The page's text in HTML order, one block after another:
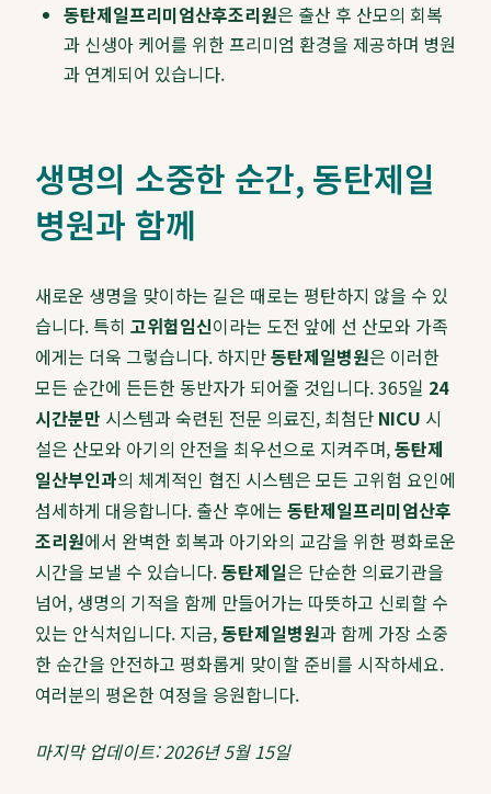
동탄제일프리미엄산후조리원은 출산 후 산모의 회복
과 신생아 케어를 위한 프리미엄 환경을 제공하며 병원
과 연계되어 있습니다.
생명의 소중한 순간, 동탄제일
병원과 함께
새로운 생명을 맞이하는 길은 때로는 평탄하지 않을 수 있
습니다. 특히 고위험임신이라는 도전 앞에 선 산모와 가족
에게는 더욱 그렇습니다. 하지만동탄제일병원은 이러한
모든 순간에 든든한 동반자가 되어줄 것입니다. 365일 24
시간분만 시스템과 숙련된 전문 의료진, 최첨단 NICU 시
설은 산모와 아기의 안전을 최우선으로 지켜주며,동탄제
일산부인과의 체계적인 협진 시스템은 모든 고위험 요인에
섬세하게 대응합니다. 출산 후에는 동탄제일프리미엄산후
조리원에서 완벽한 회복과 아기와의 교감을 위한 평화로운
시간을 보낼 수 있습니다.동탄제일은 단순한 의료기관을
넘어, 생명의 기적을 함께 만들어가는 따뜻하고 신뢰할 수
있는 안식처입니다. 지금,동탄제일병원과 함께 가장 소중
한 순간을 안전하고 평화롭게 맞이할 준비를 시작하세요.
여러분의 평온한 여정을 응원합니다.
마지막 업데이트: 2026년 5월 15일